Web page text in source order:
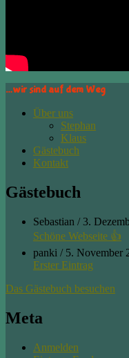
…wir sind auf dem Weg
Über uns
Stephan
Klaus
Gästebuch
Kontakt
Gästebuch
Sebastian / 3.
Schöne Webseite 👍
panki / 5. November
Erster Eintrag
Das Gästebuch besuchen
Meta
Anmelden